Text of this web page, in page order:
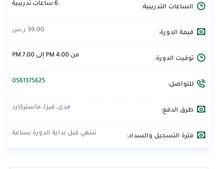
الساعات التدريبية: 6 ساعات تدريبية
قيمة الدورة: 99.00 ر.س
توقيت الدورة: من 4:00 PM إلى 7:00 PM
للتواصل: 0561375625
طرق الدفع: مدى، فيزا، ماستركارد
فترة التسجيل والسداد: تنتهي قبل بداية الدورة بساعة